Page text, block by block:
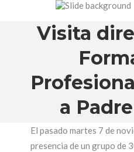
Visita
a
El pasado martes 7 de
presencia de un grupo de